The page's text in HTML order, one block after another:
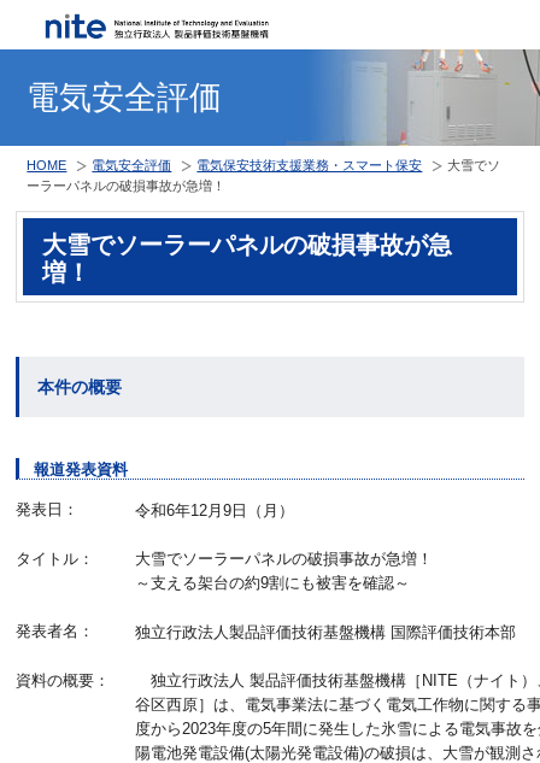
電気安全評価
HOME 電気安全評価 電気保安技術支援業務・スマート保安
大雪でソ
ーラーパネルの破損事故が急増！
大雪でソーラーパネルの破損事故が急
増！
本件の概要
報道発表資料
発表日： 令和6年12月9日（月）
タイトル：
大雪でソーラーパネルの破損事故が急増！
～支える架台の約9割にも被害を確認～
発表者名： 独立行政法人製品評価技術基盤機構 国際評価技術本部
資料の概要：
独立行政法人 製品評価技術基盤機構［NITE（ナイト
谷区西原］は、電気事業法に基づく電気工作物に関する
度から2023年度の5年間に発生した氷雪による電気事故
陽電池発電設備(太陽光発電設備)の破損は、大雪が観測